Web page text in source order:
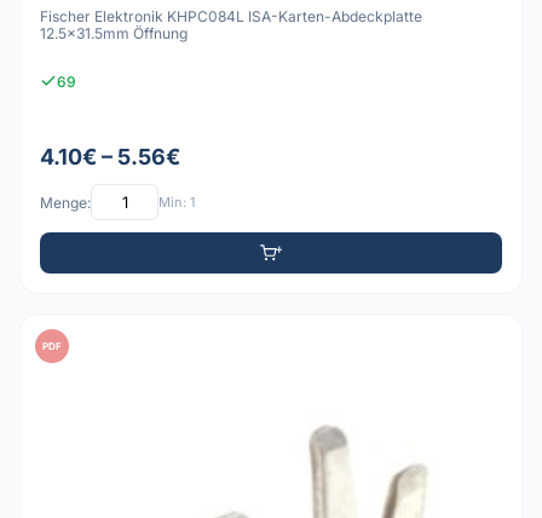
Fischer Elektronik KHPC084L ISA-Karten-Abdeckplatte
12.5x31.5mm Öffnung
69
4.10€ – 5.56€
Menge: Min: 1
PDF